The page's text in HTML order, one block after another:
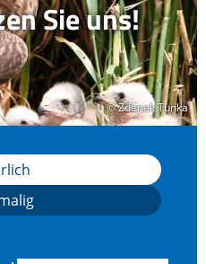
© Zdenek Tunka
© Zdenek Tunka
Sie uns!